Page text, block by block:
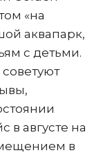
«на
аквапарк,
с детьми.
в августе на
в